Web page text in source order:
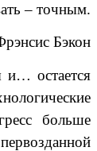
– точным.
Бэкон
и… остается
больше